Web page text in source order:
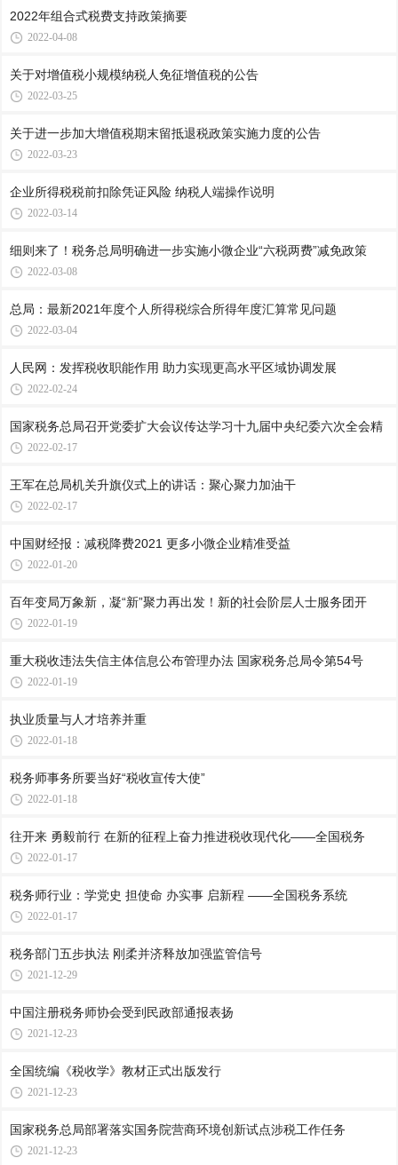
2022年组合式税费支持政策摘要
2022-04-08
关于对增值税小规模纳税人免征增值税的公告
2022-03-25
关于进一步加大增值税期末留抵退税政策实施力度的公告
2022-03-23
企业所得税税前扣除凭证风险 纳税人端操作说明
2022-03-14
细则来了！税务总局明确进一步实施小微企业“六税两费”减免政策
2022-03-08
总局：最新2021年度个人所得税综合所得年度汇算常见问题
2022-03-04
人民网：发挥税收职能作用 助力实现更高水平区域协调发展
2022-02-24
国家税务总局召开党委扩大会议传达学习十九届中央纪委六次全会精
2022-02-17
王军在总局机关升旗仪式上的讲话：聚心聚力加油干
2022-02-17
中国财经报：减税降费2021 更多小微企业精准受益
2022-01-20
百年变局万象新，凝“新”聚力再出发！新的社会阶层人士服务团开
2022-01-19
重大税收违法失信主体信息公布管理办法 国家税务总局令第54号
2022-01-19
执业质量与人才培养并重
2022-01-18
税务师事务所要当好“税收宣传大使”
2022-01-18
往开来 勇毅前行 在新的征程上奋力推进税收现代化——全国税务
2022-01-17
税务师行业：学党史 担使命 办实事 启新程 ——全国税务系统
2022-01-17
税务部门五步执法 刚柔并济释放加强监管信号
2021-12-29
中国注册税务师协会受到民政部通报表扬
2021-12-23
全国统编《税收学》教材正式出版发行
2021-12-23
国家税务总局部署落实国务院营商环境创新试点涉税工作任务
2021-12-23